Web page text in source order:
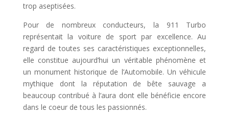
trop aseptisées.
Pour de nombreux conducteurs, la 911 Turbo
représentait la voiture de sport par excellence. Au
regard de toutes ses caractéristiques exceptionnelles,
elle constitue aujourd’hui un véritable phénomène et
un monument historique de l’Automobile. Un véhicule
mythique dont la réputation de bête sauvage a
beaucoup contribué à l’aura dont elle bénéficie encore
dans le coeur de tous les passionnés.